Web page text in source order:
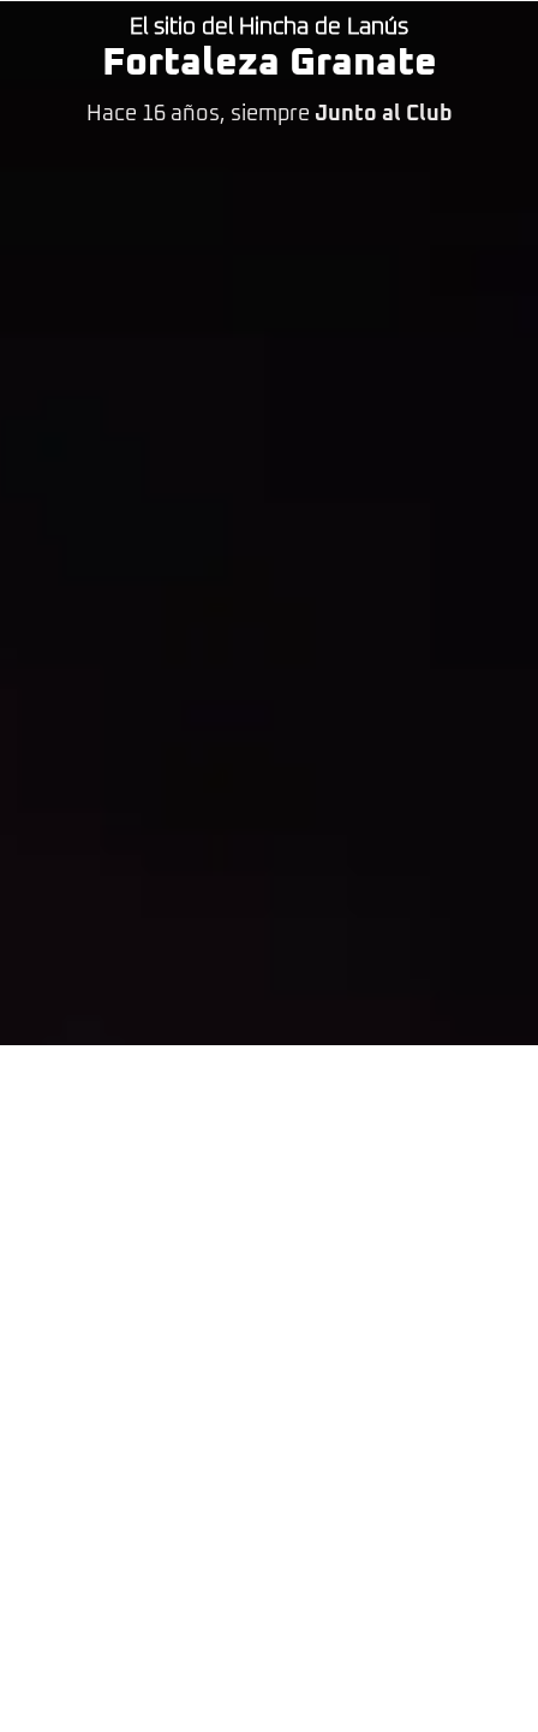
El sitio del Hincha de Lanús
Fortaleza Granate
Hace 16 años, siempre Junto al Club